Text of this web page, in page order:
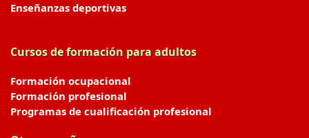
Enseñanzas deportivas
Cursos de formación para adultos
Formación ocupacional
Formación profesional
Programas de cualificación profesional